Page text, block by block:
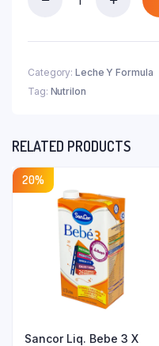
₲
400
quantity
Category: Leche Y Formula
Tag: Nutrilon
RELATED PRODUCTS
20%
Sancor Liq. Bebe 3 X